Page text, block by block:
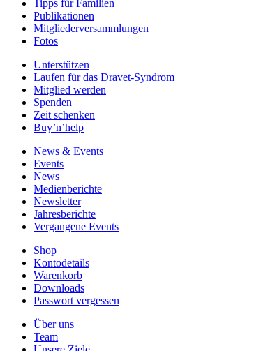
Tipps für Familien
Publikationen
Mitgliederversammlungen
Fotos
Unterstützen
Laufen für das Dravet-Syndrom
Mitglied werden
Spenden
Zeit schenken
Buy’n’help
News & Events
Events
News
Medienberichte
Newsletter
Jahresberichte
Vergangene Events
Shop
Kontodetails
Warenkorb
Downloads
Passwort vergessen
Über uns
Team